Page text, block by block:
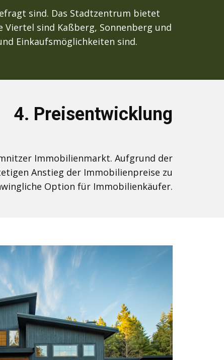
sind. Das Stadtzentrum bietet
sind Kaßberg, Sonnenberg und
Einkaufsmöglichkeiten sind.
4. Preisentwicklung
Immobilienmarkt. Aufgrund der
Anstieg der Immobilienpreise zu
Option für Immobilienkäufer.